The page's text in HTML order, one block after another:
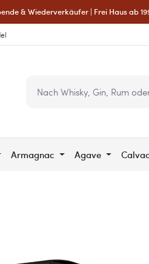
& Wiederverkäufer | Frei Haus ab
Armagnac Agave